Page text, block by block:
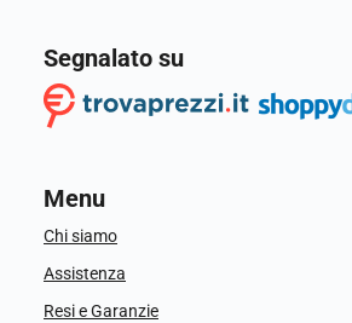
Segnalato su
Menu
Chi siamo
Assistenza
Resi e Garanzie